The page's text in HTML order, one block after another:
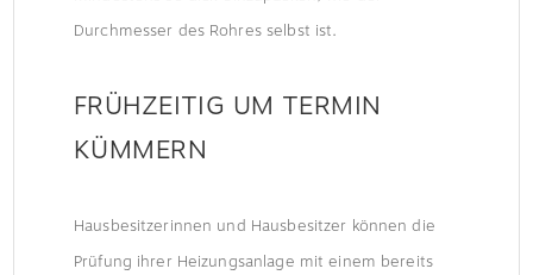
Durchmesser des Rohres selbst ist.
FRÜHZEITIG UM TERMIN
KÜMMERN
Hausbesitzerinnen und Hausbesitzer können die
Prüfung ihrer Heizungsanlage mit einem bereits